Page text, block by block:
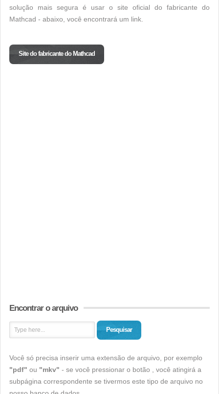
solução mais segura é usar o site oficial do fabricante do
Mathcad - abaixo, você encontrará um link.
Site do fabricante do Mathcad
Encontrar o arquivo
Pesquisar
Você só precisa inserir uma extensão de arquivo, por exemplo
"pdf" ou "mkv" - se você pressionar o botão , você atingirá a
subpágina correspondente se tivermos este tipo de arquivo no